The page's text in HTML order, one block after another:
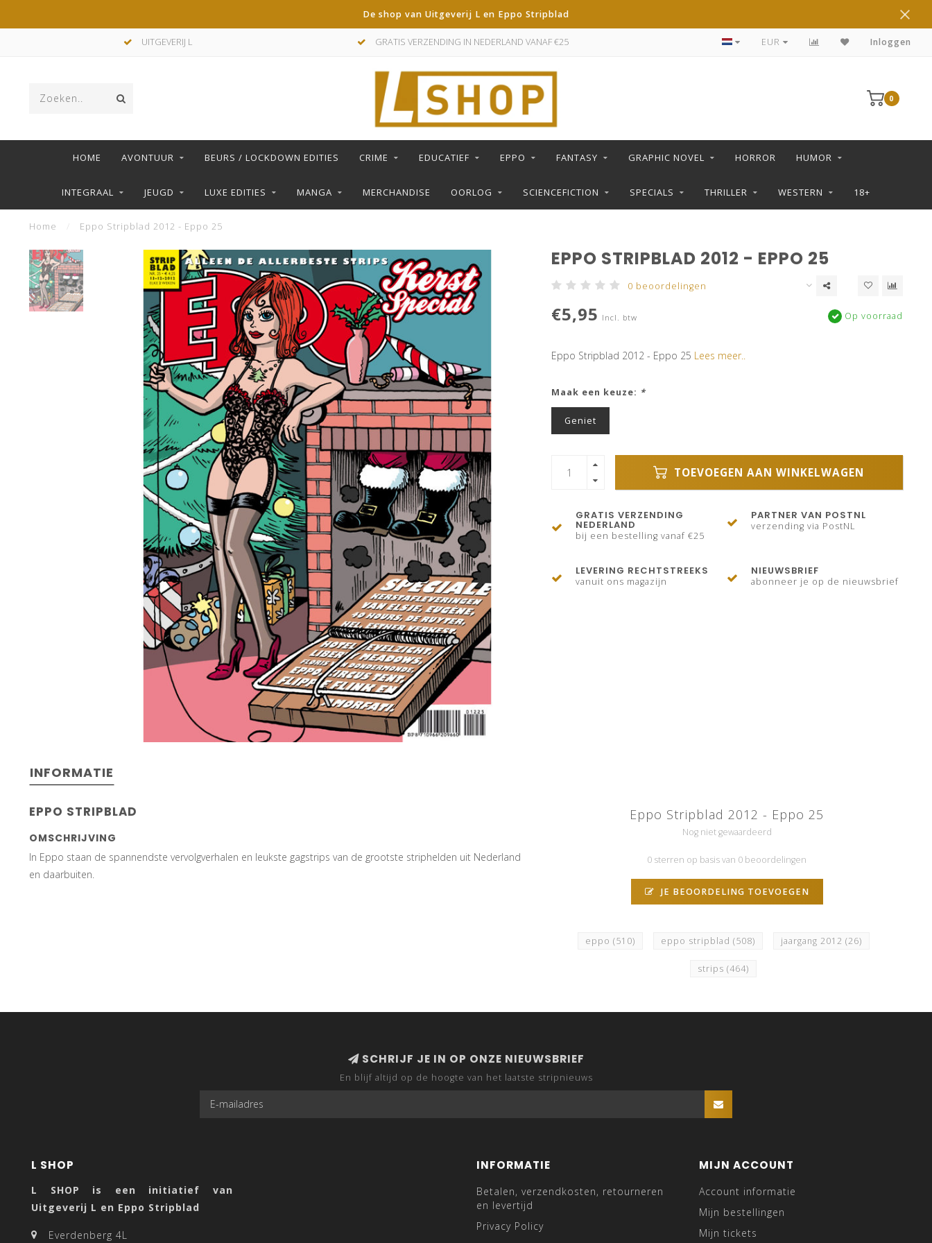
De shop van Uitgeverij L en Eppo Stripblad
UITGEVERIJ L GRATIS VERZENDING IN NEDERLAND VANAF €25 DE LEUKSTE STRIPS KOOP JE IN DE L SHOP
EUR Inloggen
0
HOME AVONTUUR BEURS / LOCKDOWN EDITIES CRIME EDUCATIEF EPPO FANTASY GRAPHIC NOVEL HORROR HUMOR
INTEGRAAL JEUGD LUXE EDITIES MANGA MERCHANDISE OORLOG SCIENCEFICTION SPECIALS THRILLER WESTERN 18+
Home Eppo Stripblad 2012 - Eppo 25
EPPO STRIPBLAD 2012 - EPPO 25
0 beoordelingen
€5,95 Incl. btw Op voorraad
Eppo Stripblad 2012 - Eppo 25 Lees meer..
Maak een keuze: *
Geniet
TOEVOEGEN AAN WINKELWAGEN
GRATIS VERZENDING
NEDERLAND
bij een bestelling vanaf €25
PARTNER VAN POSTNL
verzending via PostNL
LEVERING RECHTSTREEKS
vanuit ons magazijn
NIEUWSBRIEF
abonneer je op de nieuwsbrief
INFORMATIE
EPPO STRIPBLAD
OMSCHRIJVING
In Eppo staan de spannendste vervolgverhalen en leukste gagstrips van de grootste striphelden uit Nederland
en daarbuiten.
Eppo Stripblad 2012 - Eppo 25
Nog niet gewaardeerd
0 sterren op basis van 0 beoordelingen
JE BEOORDELING TOEVOEGEN
eppo (510) eppo stripblad (508) jaargang 2012 (26)
strips(464)
SCHRIJF JE IN OP ONZE NIEUWSBRIEF
En blijf altijd op de hoogte van het laatste stripnieuws
L SHOP
L SHOP is een initiatief van
Uitgeverij L en Eppo Stripblad
Everdenberg 4L
INFORMATIE
Betalen, verzendkosten, retourneren
en levertijd
Privacy Policy
MIJN ACCOUNT
Account informatie
Mijn bestellingen
Mijn tickets